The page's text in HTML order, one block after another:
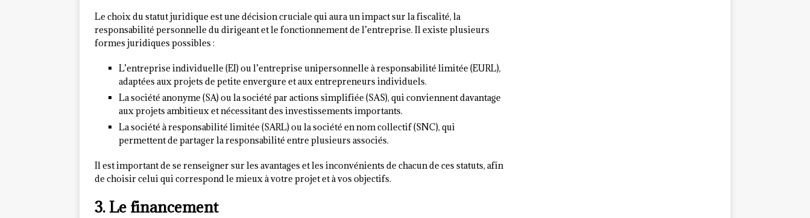
Le choix du statut juridique est une décision cruciale qui aura un impact sur la fiscalité, la
responsabilité personnelle du dirigeant et le fonctionnement de l’entreprise. Il existe plusieurs
formes juridiques possibles :
L’entreprise individuelle (EI) ou l’entreprise unipersonnelle à responsabilité limitée (EURL),
adaptées aux projets de petite envergure et aux entrepreneurs individuels.
La société anonyme (SA) ou la société par actions simplifiée (SAS), qui conviennent davantage
aux projets ambitieux et nécessitant des investissements importants.
La société à responsabilité limitée (SARL) ou la société en nom collectif (SNC), qui
permettent de partager la responsabilité entre plusieurs associés.
Il est important de se renseigner sur les avantages et les inconvénients de chacun de ces statuts, afin
de choisir celui qui correspond le mieux à votre projet et à vos objectifs.
3. Le financement